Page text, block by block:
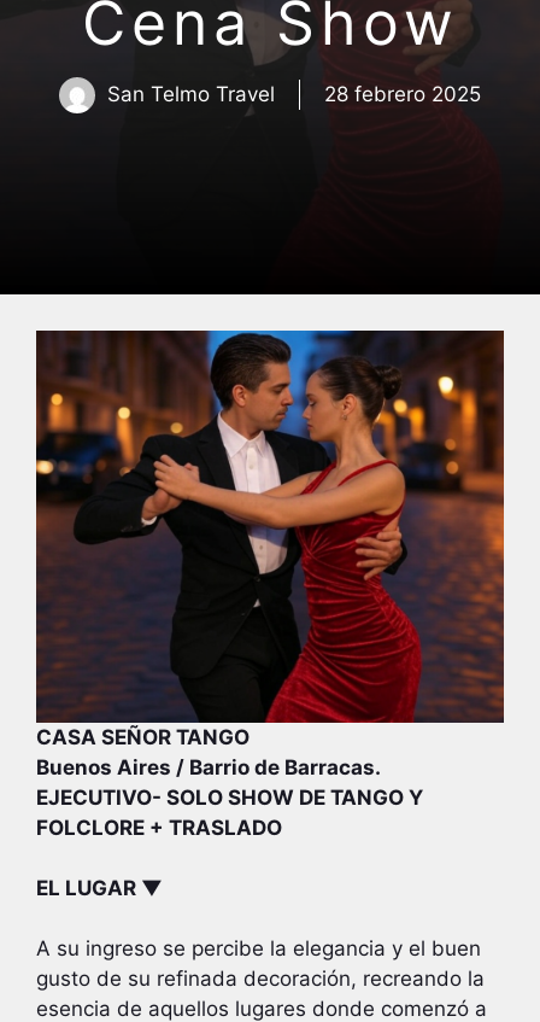
Cena Show
San Telmo Travel 28 febrero 2025
CASA SEÑOR TANGO
Buenos Aires / Barrio de Barracas.
EJECUTIVO- SOLO SHOW DE TANGO Y
FOLCLORE + TRASLADO
EL LUGAR ▼
A su ingreso se percibe la elegancia y el buen
gusto de su refinada decoración, recreando la
esencia de aquellos lugares donde comenzó a